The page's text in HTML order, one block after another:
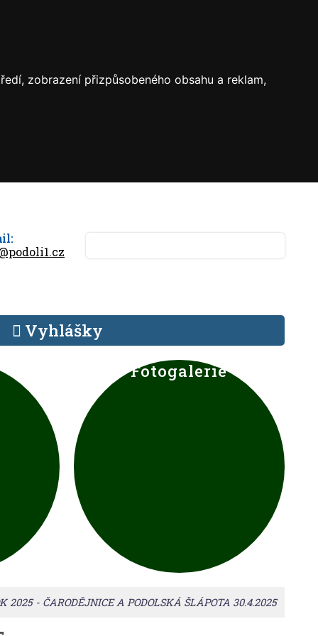
zobrazení přizpůsobeného obsahu a reklam,
Vyhlášky
Fotogalerie
2025- ČARODĚJNICE A PODOLSKÁ ŠLÁPOTA 30.4.2025